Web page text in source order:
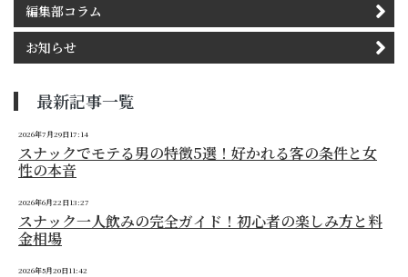
編集部コラム
お知らせ
最新記事一覧
2026年7月29日17:14
スナックでモテる男の特徴5選！好かれる客の条件と女
性の本音
2026年6月22日13:27
スナック一人飲みの完全ガイド！初心者の楽しみ方と料
金相場
2026年5月20日11:42